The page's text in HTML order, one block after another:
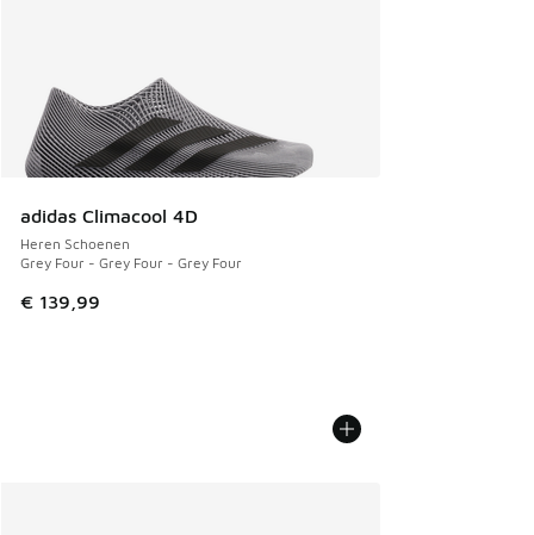
adidas Climacool 4D
Heren Schoenen
Grey Four - Grey Four - Grey Four
€ 139,99